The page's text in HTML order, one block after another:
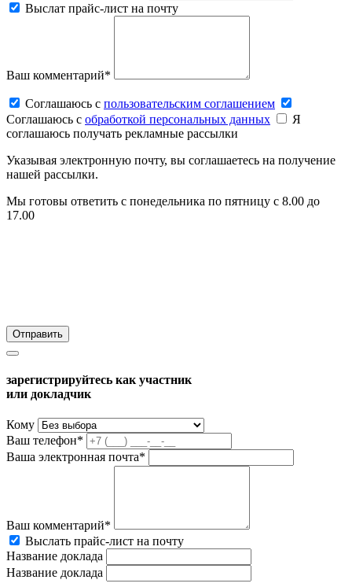
Выслат прайс-лист на почту
Ваш комментарий*
Соглашаюсь c пользовательским соглашением
Соглашаюсь c обработкой персональных данных
Я
соглашаюсь получать рекламные рассылки
Указывая электронную почту, вы соглашаетесь на получение
нашей рассылки.
Мы готовы ответить с понедельника по пятницу с 8.00 до
17.00
зарегистрируйтесь как участник
или докладчик
Кому
Ваш телефон*
Ваша электронная почта*
Ваш комментарий*
Выслать прайс-лист на почту
Название доклада
Название доклада